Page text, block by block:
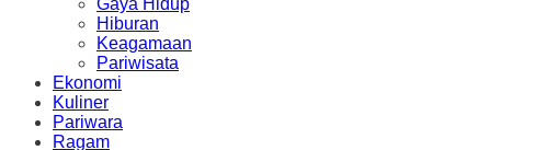
Gaya Hidup
Hiburan
Keagamaan
Pariwisata
Ekonomi
Kuliner
Pariwara
Ragam